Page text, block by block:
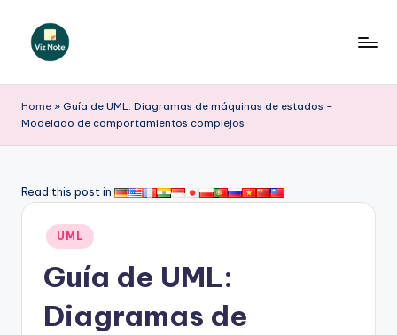
Saltar
iz
N
t
Home » Guía de UML: Diagramas de máquinas de estados –
Modelado de comportamientos complejos
Read this post in:
Publicado
en
UML
Guía de UML:
Diagramas de